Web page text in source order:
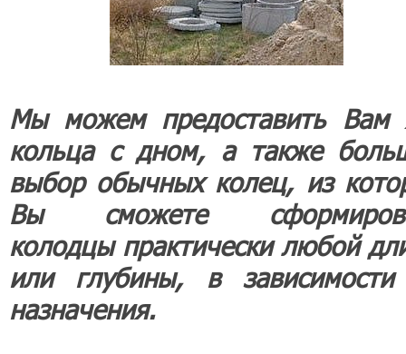
Мы можем предоставить
кольца с дном, а также
выбор обычных колец, из
Вы сможете
колодцы практически любой
или глубины, в
назначения.